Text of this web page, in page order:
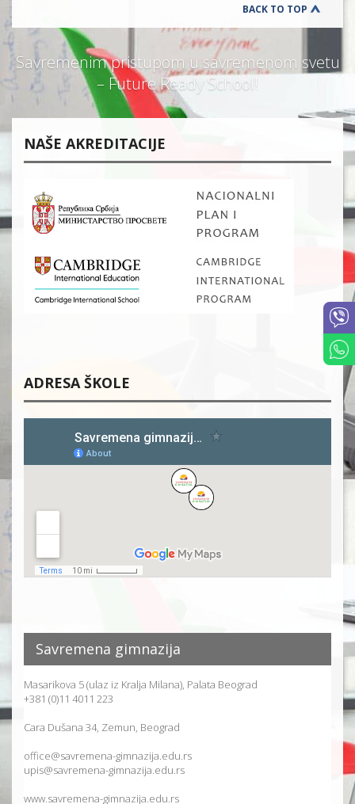
BACK TO TOP
Savremenim pristupom u savremenom svetu
– Future Ready School!
NAŠE AKREDITACIJE
ADRESA ŠKOLE
Savremena gimnazija
Masarikova 5 (ulaz iz Kralja Milana), Palata Beograd
+381 (0)11 4011 223
Cara Dušana 34, Zemun, Beograd
office@savremena-gimnazija.edu.rs
upis@savremena-gimnazija.edu.rs
www.savremena-gimnazija.edu.rs